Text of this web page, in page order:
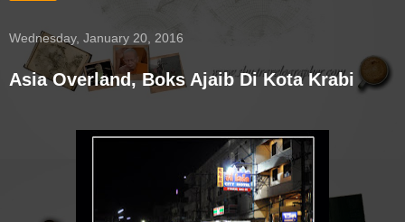
Wednesday, January 20, 2016
Asia Overland, Boks Ajaib Di Kota Krabi